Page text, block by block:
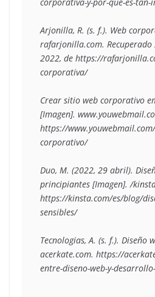
Arjonilla, R. (s. f.). Web
rafarjonilla.com. Recuperado
2022, de https://
corporativa/
Crear sitio web corporativo
[Imagen].
https://
corporativo/
Duo, M. (2022, 29 abril).
principiantes [Imagen]. /
https://kinsta.com/es/blog/
sensibles/
Tecnologias, A. (s. f.). Diseño
acerkate.com. https://
entre-diseno-web-y-